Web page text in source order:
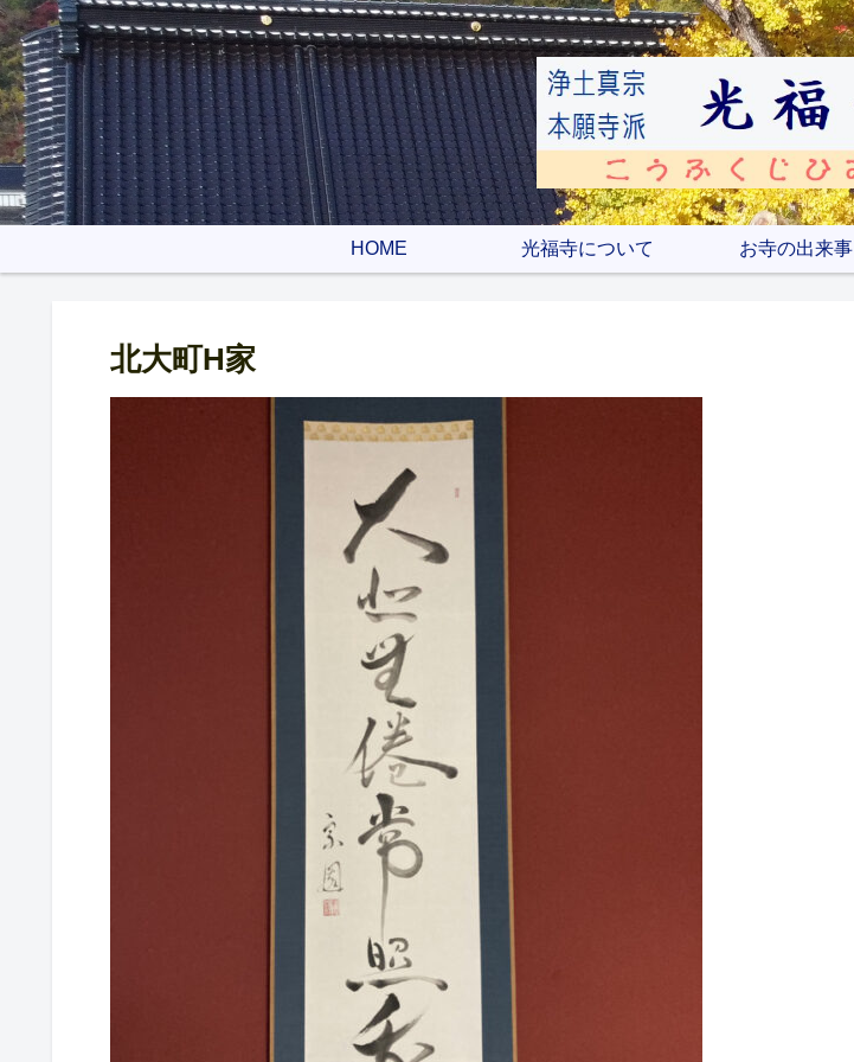
HOME 光福寺について お寺の出来事
北大町H家